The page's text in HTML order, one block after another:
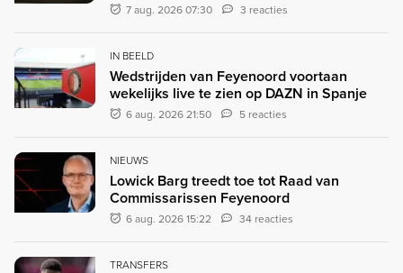
7 aug. 2026 07:30 3 reacties
IN BEELD
Wedstrijden van Feyenoord voortaan
wekelijks live te zien op DAZN in Spanje
6 aug. 2026 21:50 5 reacties
NIEUWS
Lowick Barg treedt toe tot Raad van
Commissarissen Feyenoord
6 aug. 2026 15:22 34 reacties
TRANSFERS